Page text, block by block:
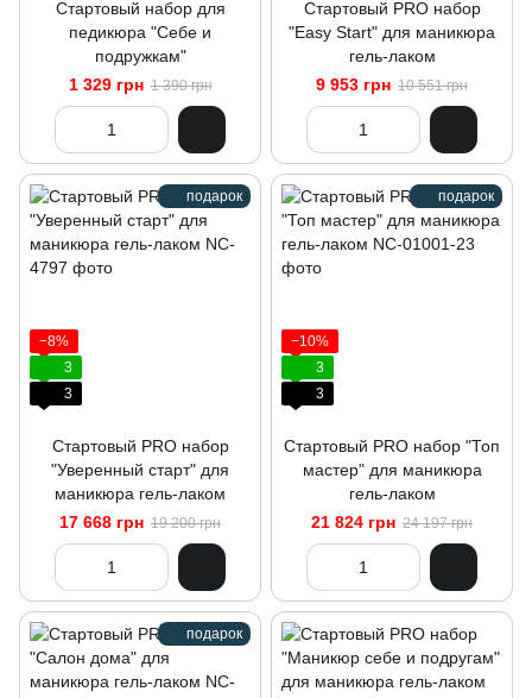
Стартовый набор для
педикюра "Себе и
подружкам"
1 329 грн 1 390 грн
Стартовый PRO набор
"Easy Start" для маникюра
гель-лаком
9 953 грн 10 551 грн
подарок
−8%
3
3
Стартовый PRO набор
"Уверенный старт" для
маникюра гель-лаком
17 668 грн 19 200 грн
подарок
−10%
3
3
Стартовый PRO набор "Топ
мастер" для маникюра
гель-лаком
21 824 грн 24 197 грн
подарок